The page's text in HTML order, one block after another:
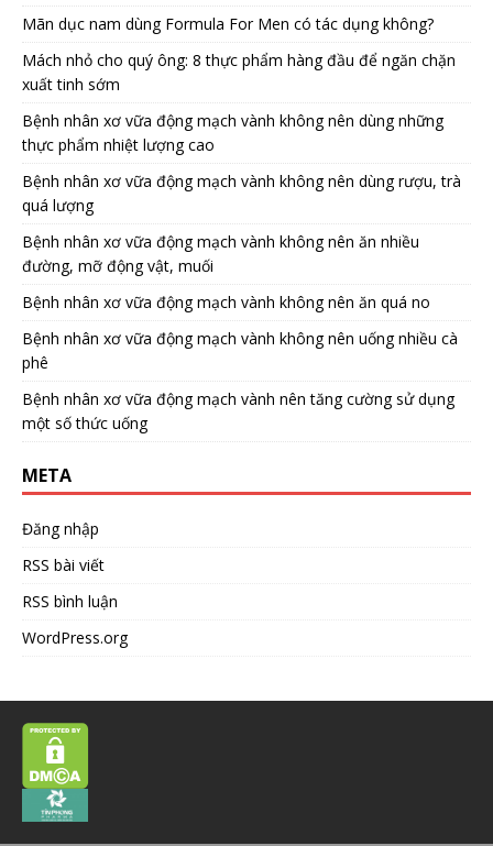
Mãn dục nam dùng Formula For Men có tác dụng không?
Mách nhỏ cho quý ông: 8 thực phẩm hàng đầu để ngăn chặn
xuất tinh sớm
Bệnh nhân xơ vữa động mạch vành không nên dùng những
thực phẩm nhiệt lượng cao
Bệnh nhân xơ vữa động mạch vành không nên dùng rượu, trà
quá lượng
Bệnh nhân xơ vữa động mạch vành không nên ăn nhiều
đường, mỡ động vật, muối
Bệnh nhân xơ vữa động mạch vành không nên ăn quá no
Bệnh nhân xơ vữa động mạch vành không nên uống nhiều cà
phê
Bệnh nhân xơ vữa động mạch vành nên tăng cường sử dụng
một số thức uống
META
Đăng nhập
RSS bài viết
RSS bình luận
WordPress.org